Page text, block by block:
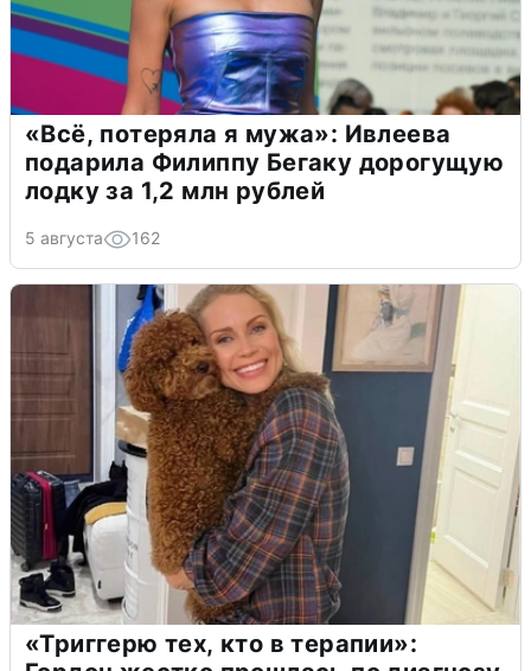
«Всё, потеряла я мужа»: Ивлеева
подарила Филиппу Бегаку дорогущую
лодку за 1,2 млн рублей
5 августа 162
«Триггерю тех, кто в терапии»: